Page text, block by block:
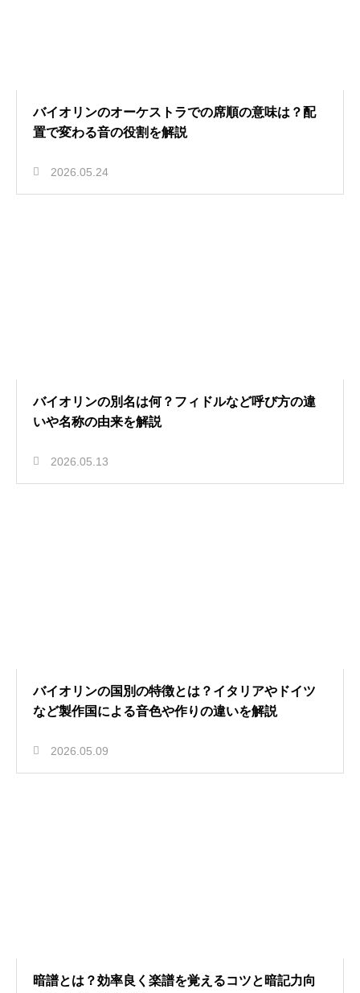
バイオリンのオーケストラでの席順の意味は？配
置で変わる音の役割を解説
2026.05.24
バイオリンの別名は何？フィドルなど呼び方の違
いや名称の由来を解説
2026.05.13
バイオリンの国別の特徴とは？イタリアやドイツ
など製作国による音色や作りの違いを解説
2026.05.09
暗譜とは？効率良く楽譜を覚えるコツと暗記力向